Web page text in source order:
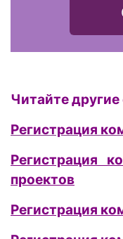
Читайте
Регистрация
Регистрация
проектов
Регистрация